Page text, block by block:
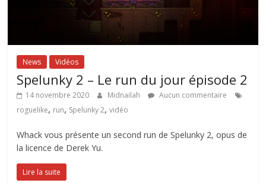
News Vidéos
Spelunky 2 – Le run du jour épisode 2
14 novembre 2020 Midnailah
Aucun commentaire
roguelike, run, Spelunky 2,vidéo
Whack vous présente un second run de Spelunky 2, opus de
la licence de Derek Yu.
Lire la suite